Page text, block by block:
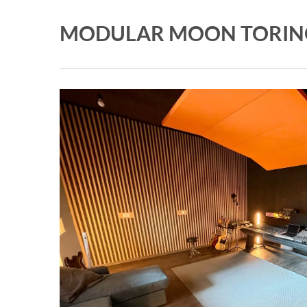
MODULAR MOON